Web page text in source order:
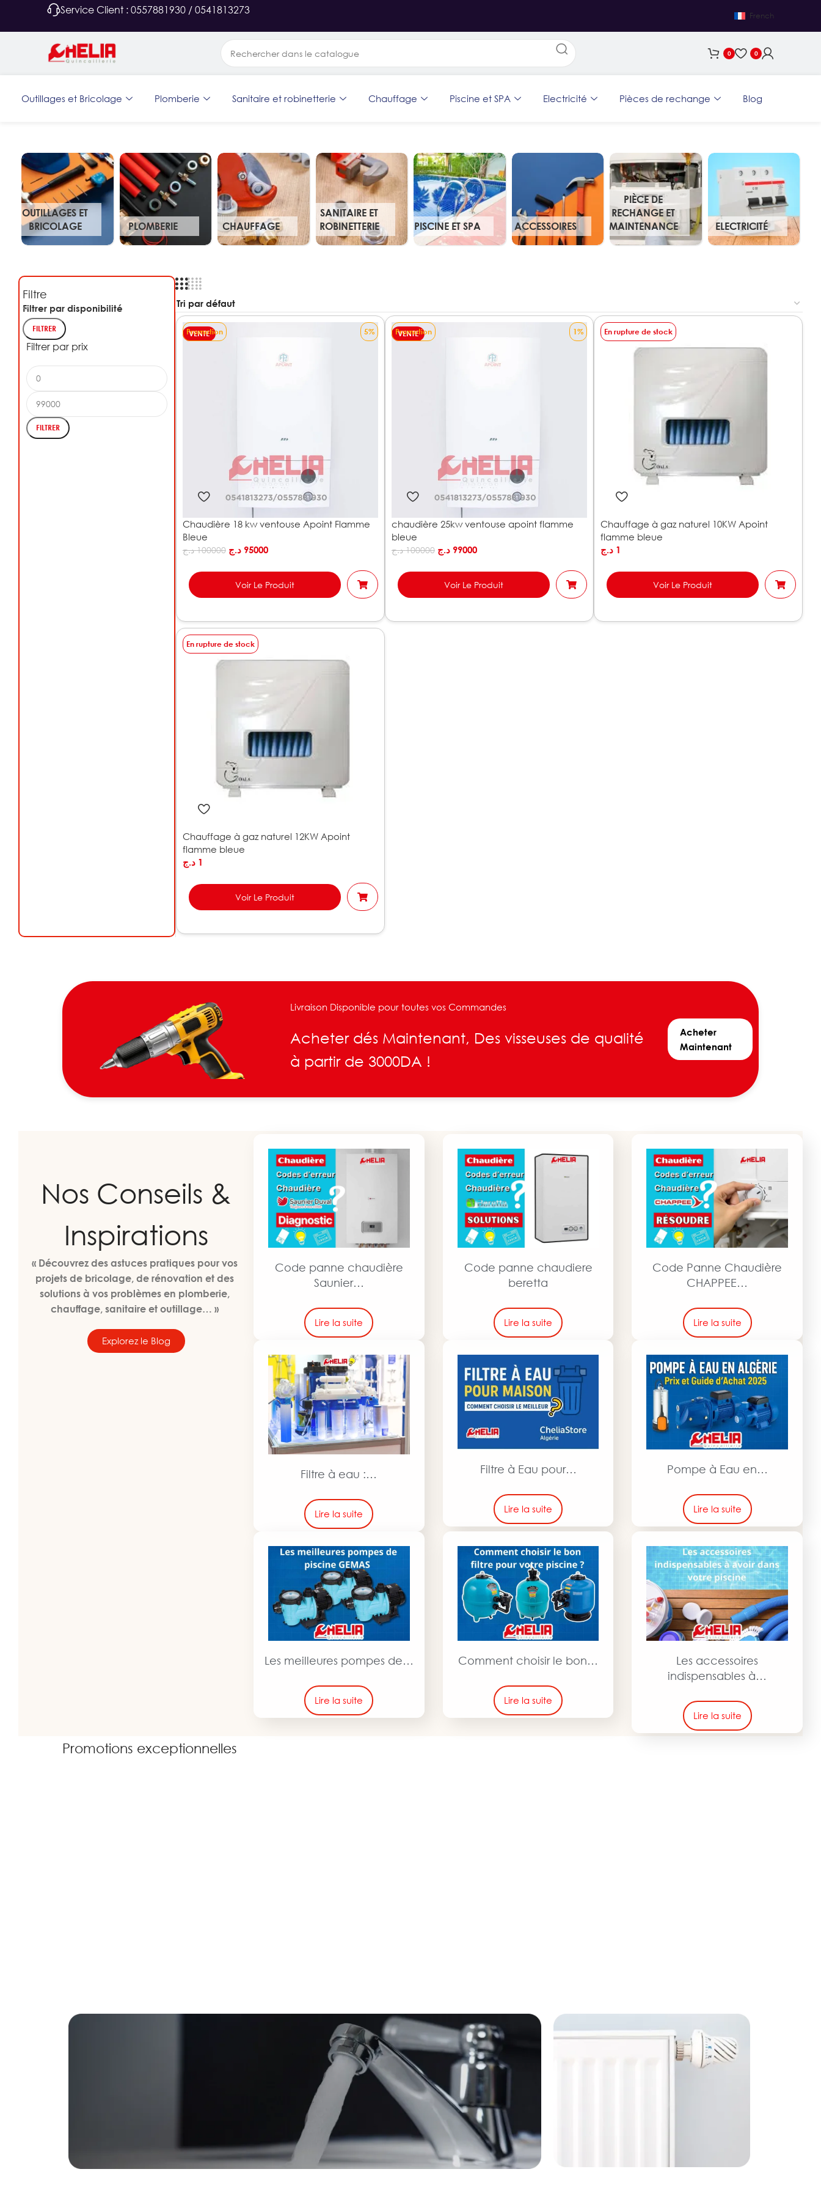
Service Client : 0557881930 / 0541813273 French
0 0
Outillages et Bricolage Plomberie Sanitaire et robinetterie Chauffage Piscine et SPA Electricité Pièces de rechange Blog
OUTILLAGES ET
BRICOLAGE
PLOMBERIE CHAUFFAGE
SANITAIRE ET
ROBINETTERIE
PISCINE ET SPA ACCESSOIRES
PIÈCE DE
RECHANGE ET
MAINTENANCE
ELECTRICITÉ
Filtre
Filtrer par disponibilité
FILTRER
Filtrer par prix
FILTRER
Promotion 5%
VENTE
Chaudière 18 kw ventouse Apoint Flamme
Bleue
100000 د.ج 95000 د.ج
Voir Le Produit
Promotion 1%
VENTE
chaudière 25kw ventouse apoint flamme
bleue
100000 د.ج 99000 د.ج
Voir Le Produit
En rupture de stock
Chauffage à gaz naturel 10KW Apoint
flamme bleue
1 د.ج
Voir Le Produit
En rupture de stock
Chauffage à gaz naturel 12KW Apoint
flamme bleue
1 د.ج
Voir Le Produit
Livraison Disponible pour toutes vos Commandes
Acheter dés Maintenant, Des visseuses de qualité
à partir de 3000DA !
Acheter
Maintenant
Nos Conseils &
Inspirations
« Découvrez des astuces pratiques pour vos
projets de bricolage, de rénovation et des
solutions à vos problèmes en plomberie,
chauffage, sanitaire et outillage… »
Explorez le Blog
Code panne chaudière
Saunier…
Lire la suite
Code panne chaudiere
beretta
Lire la suite
Code Panne Chaudière
CHAPPEE…
Lire la suite
Filtre à eau :…
Lire la suite
Filtre à Eau pour…
Lire la suite
Pompe à Eau en…
Lire la suite
Les meilleures pompes de…
Lire la suite
Comment choisir le bon…
Lire la suite
Les accessoires
indispensables à…
Lire la suite
Promotions exceptionnelles
Accessoires et produits
d'entretien